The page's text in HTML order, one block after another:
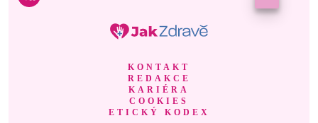
KONTAKT
REDAKCE
KARIÉRA
COOKIES
ETICKÝ KODEX